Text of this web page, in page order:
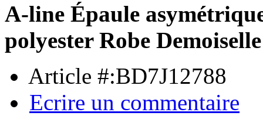
A-line Épaule
polyester Robe
Article #:BD7J12788
Ecrire un commentaire